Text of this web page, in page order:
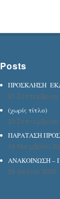
Posts
ΠΡΟΣΚΛΗΣΗ
21 Σεπτεμβρίου
(χωρίς τίτλο)
23 Σεπτεμβρίου
ΠΑΡΑΤΑΣΗ
14 Νοεμβρίου
ΑΝΑΚΟΙΝΩΣΗ –
29 Ιουλίου 2022